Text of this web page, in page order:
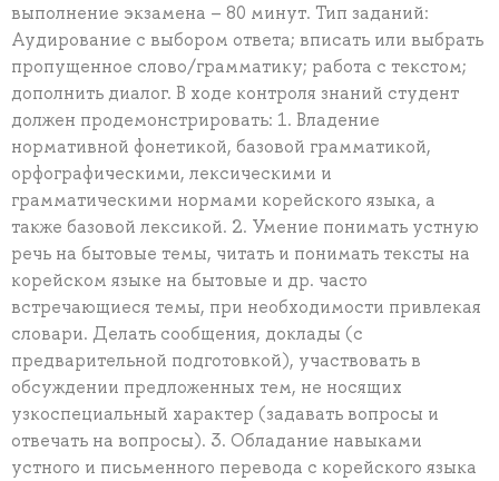
выполнение экзамена – 80 минут. Тип заданий:
Аудирование с выбором ответа; вписать или выбрать
пропущенное слово/грамматику; работа с текстом;
дополнить диалог. В ходе контроля знаний студент
должен продемонстрировать: 1. Владение
нормативной фонетикой, базовой грамматикой,
орфографическими, лексическими и
грамматическими нормами корейского языка, а
также базовой лексикой. 2. Умение понимать устную
речь на бытовые темы, читать и понимать тексты на
корейском языке на бытовые и др. часто
встречающиеся темы, при необходимости привлекая
словари. Делать сообщения, доклады (с
предварительной подготовкой), участвовать в
обсуждении предложенных тем, не носящих
узкоспециальный характер (задавать вопросы и
отвечать на вопросы). 3. Обладание навыками
устного и письменного перевода с корейского языка